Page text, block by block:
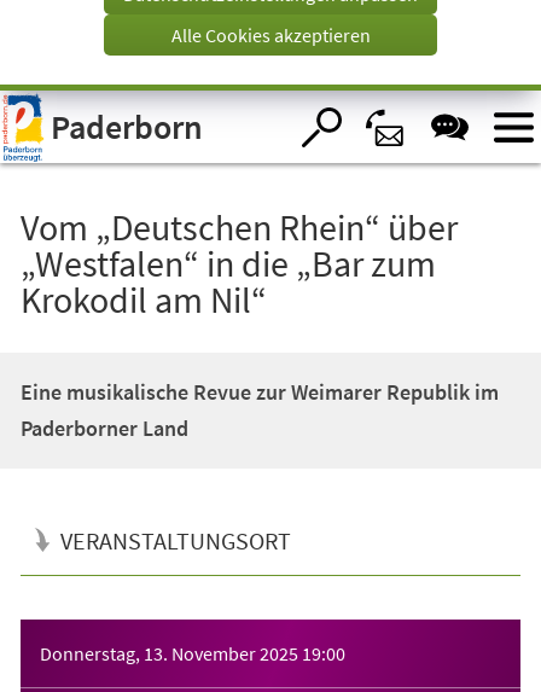
Visuelle
Assistenzsoftware
öffnen.
Alle Cookies akzeptieren
Paderborn
Vom „Deutschen Rhein“ über
„Westfalen“ in die „Bar zum
Krokodil am Nil“
Eine musikalische Revue zur Weimarer Republik im
Paderborner Land
VERANSTALTUNGSORT
Donnerstag, 13. November 2025 19:00